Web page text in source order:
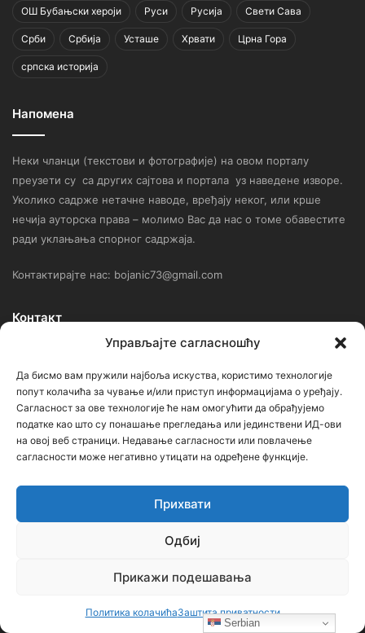
Управљајте сагласношћу
Да бисмо вам пружили најбоља искуства, користимо технологије
попут колачића за чување и/или приступ информацијама о уређају.
Сагласност за ове технологије ће нам омогућити да обрађујемо
податке као што су понашање прегледања или јединствени ИД-ови
на овој веб страници. Недавање сагласности или повлачење
сагласности може негативно утицати на одређене функције.
Прихвати
Одбиј
Прикажи подешавања
Политика колачићаЗаштита приватности
ОШ Бубањски хероји Руси Русија Свети Сава
Срби Србија Усташе Хрвати Црна Гора
српска историја
Напомена
Неки чланци (текстови и фотографије) на овом порталу
преузети су са других сајтова и портала уз наведене изворе.
Уколико садрже нетачне наводе, вређају неког, или крше
нечија ауторска права – молимо Вас да нас о томе обавестите
ради уклањања спорног садржаја.
Контактирајте нас: bojanic73@gmail.com
Контакт
Седиште: Србија, 18000, Ниш
Контакт: тел. +381 652061021
редакција –bojanic73@gmail.com
Сајт није под финансијским, политичким и идеолошким
профитабилан, заснива се на добровољном раду.
Serbian